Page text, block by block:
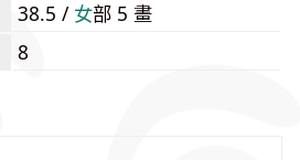
38.5 / ⼥部 5 畫
8